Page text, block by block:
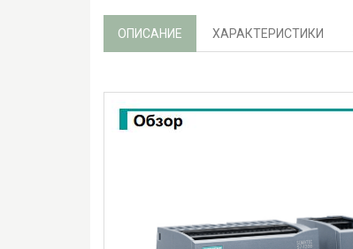
ОПИСАНИЕ ХАРАКТЕРИСТИКИ